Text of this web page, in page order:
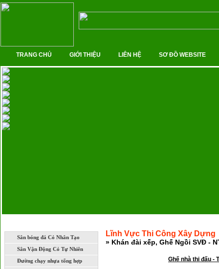
TRANG CHỦ GIỚI THIỆU LIÊN HỆ SƠ ĐỒ WEBSITE
Sân bóng đá Cỏ Nhân Tạo
Sân Vận Động Cỏ Tự Nhiên
Đường chạy nhựa tổng hợp
Lĩnh Vực Thi Công Xây Dựng
» Khán đài xếp, Ghế Ngồi SVĐ -
Ghế nhà thi đấu -